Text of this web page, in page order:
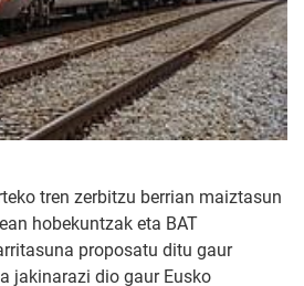
tren zerbitzu berrian maiztasun
hobekuntzak eta BAT
proposatu ditu gaur
jakinarazi dio gaur Eusko